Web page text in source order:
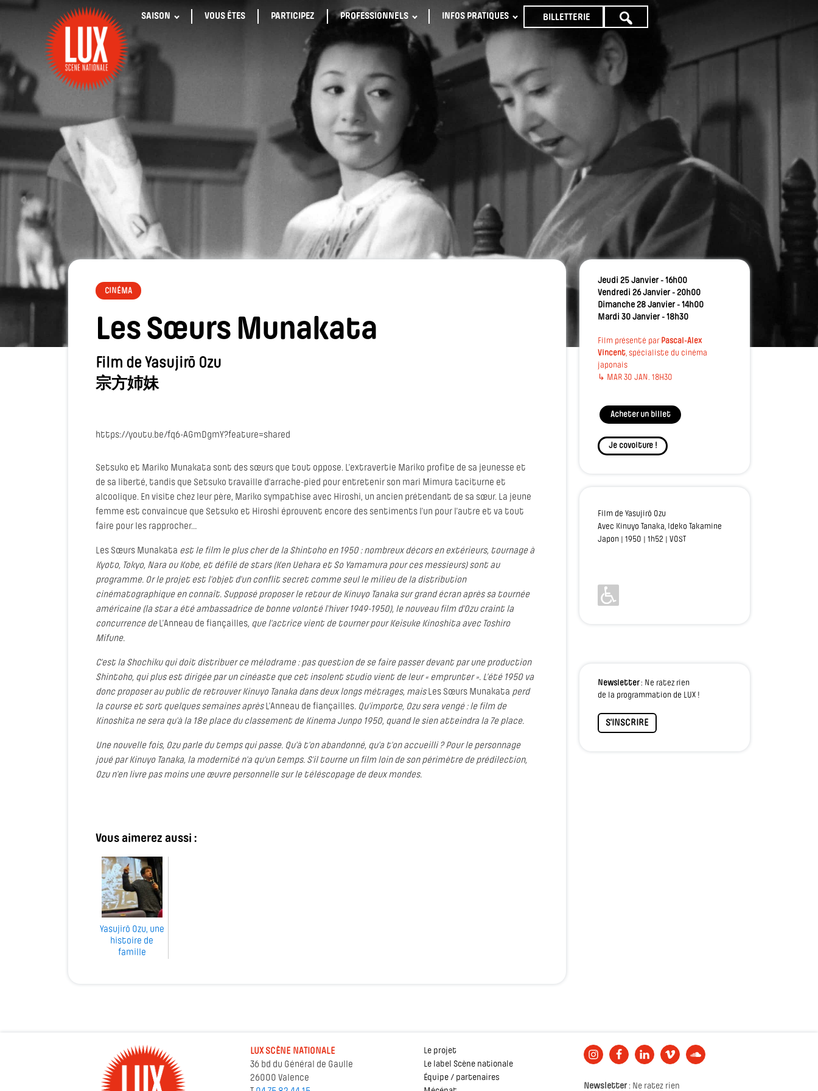
SAISON VOUS ÊTES PARTICIPEZ PROFESSIONNELS INFOS PRATIQUES BILLETTERIE
TOUTE
LA
PROGRAMMATION
CINÉMA
Les Sœurs Munakata
Film de Yasujirō Ozu
宗方姉妹
https://youtu.be/fq6-AGmDgmY?feature=shared
Setsuko et Mariko Munakata sont des sœurs que tout oppose. L’extravertie Mariko profite de sa jeunesse et
de sa liberté, tandis que Setsuko travaille d’arrache-pied pour entretenir son mari Mimura taciturne et
alcoolique. En visite chez leur père, Mariko sympathise avec Hiroshi, un ancien prétendant de sa sœur. La jeune
femme est convaincue que Setsuko et Hiroshi éprouvent encore des sentiments l’un pour l’autre et va tout
faire pour les rapprocher…
Les Sœurs Munakata est le film le plus cher de la Shintoho en 1950 : nombreux décors en extérieurs, tournage à
Kyoto, Tokyo, Nara ou Kobe, et défilé de stars (Ken Uehara et So Yamamura pour ces messieurs) sont au
programme. Or le projet est l’objet d’un conflit secret comme seul le milieu de la distribution
cinématographique en connaît. Supposé proposer le retour de Kinuyo Tanaka sur grand écran après sa tournée
américaine (la star a été ambassadrice de bonne volonté l’hiver 1949-1950), le nouveau film d’Ozu craint la
concurrence de L’Anneau de fiançailles, que l’actrice vient de tourner pour Keisuke Kinoshita avec Toshiro
Mifune.
C’est la Shochiku qui doit distribuer ce mélodrame : pas question de se faire passer devant par une production
Shintoho, qui plus est dirigée par un cinéaste que cet insolent studio vient de leur « emprunter ». L’été 1950 va
donc proposer au public de retrouver Kinuyo Tanaka dans deux longs métrages, mais Les Sœurs Munakata perd
la course et sort quelques semaines après L’Anneau de fiançailles. Qu’importe, Ozu sera vengé : le film de
Kinoshita ne sera qu’à la 18e place du classement de Kinema Junpo 1950, quand le sien atteindra la 7e place.
Une nouvelle fois, Ozu parle du temps qui passe. Qu’à t’on abandonné, qu’a t’on accueilli ? Pour le personnage
joué par Kinuyo Tanaka, la modernité n’a qu’un temps. S’il tourne un film loin de son périmètre de prédilection,
Ozu n’en livre pas moins une œuvre personnelle sur le téléscopage de deux mondes.
Vous aimerez aussi :
Yasujirō Ozu, une
histoire de
famille
Jeudi 25 Janvier - 16h00
Vendredi 26 Janvier - 20h00
Dimanche 28 Janvier - 14h00
Mardi 30 Janvier - 18h30
Film présenté par Pascal-Alex
Vincent, spécialiste du cinéma
japonais
↳ MAR 30 JAN. 18H30
Acheter un billet
Je covoiture !
Film de Yasujirō Ozu
Avec Kinuyo Tanaka, Ideko Takamine
Japon | 1950 | 1h52 | VOST
Newsletter: Ne ratez rien
de la programmation de LUX !
S'INSCRIRE
LUX SCÈNE NATIONALE
36 bd du Général de Gaulle
26000 Valence
Le projet
Le label Scène nationale
Équipe / partenaires
Newsletter: Ne ratez rien